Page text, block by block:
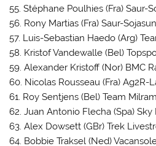
55. Stéphane Poulhies (Fra) Saur-
56. Rony Martias (Fra) Saur-Sojasun
57. Luis-Sebastian Haedo (Arg)
58. Kristof Vandewalle (Bel)
59. Alexander Kristoff (Nor) BMC
60. Nicolas Rousseau (Fra) Ag2R-
61. Roy Sentjens (Bel) Team Milram
62. Juan Antonio Flecha (Spa) Sky
63. Alex Dowsett (GBr) Trek
64. Bobbie Traksel (Ned)